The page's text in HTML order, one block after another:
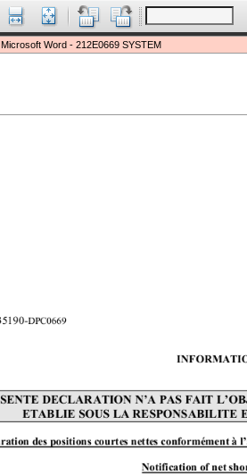
Microsoft Word - 212E0669 SYSTEM